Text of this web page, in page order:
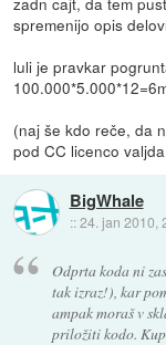
spremenijo opis
luli je pravkar
(naj še kdo reče, da
pod CC licenco
BigWhale
::24. jan 2010,
Odprta koda ni
tak izraz!), kar
ampak moraš v
priložiti kodo.